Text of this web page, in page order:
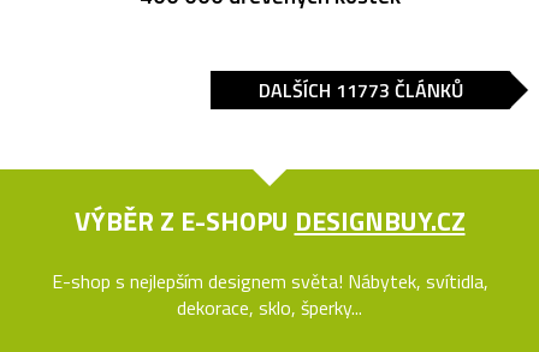
DALŠÍCH 11773 ČLÁNKŮ
VÝBĚR Z E-SHOPU DESIGNBUY.CZ
E-shop s nejlepším designem světa! Nábytek, svítidla,
dekorace, sklo, šperky...